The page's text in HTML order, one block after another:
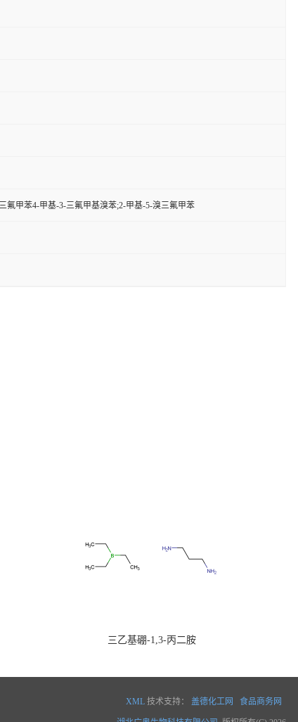
氟甲苯4-甲基-3-三氟甲基溴苯;2-甲基-5-溴三氟甲苯
三乙基硼-1,3-丙二胺
XML 技术支持： 盖德化工网 食品商务网